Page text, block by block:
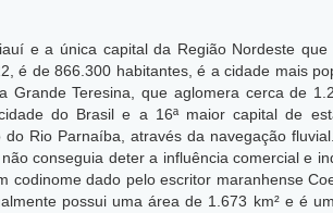
e a única capital da Região Nordeste
é de 866.300 habitantes, é a cidade mais
Grande Teresina, que aglomera cerca de
do Brasil e a 16ª maior capital de
Rio Parnaíba, através da navegação
conseguia deter a influência comercial e
dado pelo escritor maranhense
possui uma área de 1.673 km² e é